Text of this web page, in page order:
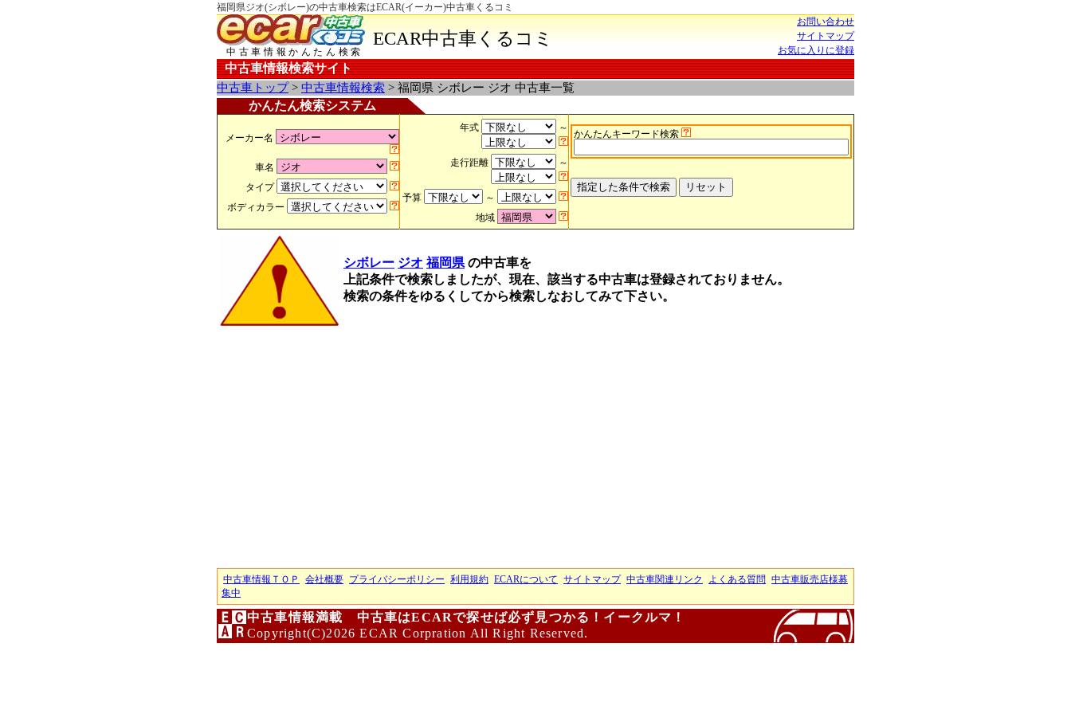
福岡県ジオ(シボレー)の中古車検索はECAR(イーカー)中古車くるコミ
中古車情報かんたん検索
ECAR中古車くるコミ
お問い合わせ
サイトマップ
お気に入りに登録
中古車情報検索サイト
中古車トップ> 中古車情報検索 > 福岡県 シボレー ジオ 中古車一覧
かんたん検索システム
メーカー名
車名
タイプ
ボディカラー
年式 ～
走行距離 ～
予算
～
地域
かんたんキーワード検索
シボレー ジオ 福岡県 の中古車を
上記条件で検索しましたが、現在、該当する中古車は登録されておりません。
検索の条件をゆるくしてから検索しなおしてみて下さい。
中古車情報ＴＯＰ 会社概要 プライバシーポリシー 利用規約 ECARについて サイトマップ 中古車関連リンク よくある質問 中古車販売店様募
集中
中古車情報満載 中古車はECARで探せば必ず見つかる！イークルマ！
Copyright(C)2026 ECAR Corpration All Right Reserved.